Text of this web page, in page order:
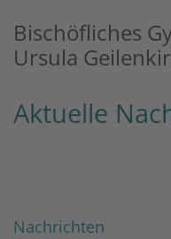
Bischöfliches
Ursula
Aktuelle
Nachrichten